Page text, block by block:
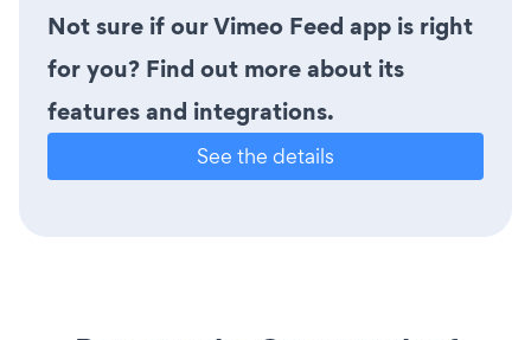
Not sure if our Vimeo Feed app is right
for you? Find out more about its
features and integrations.
See the details